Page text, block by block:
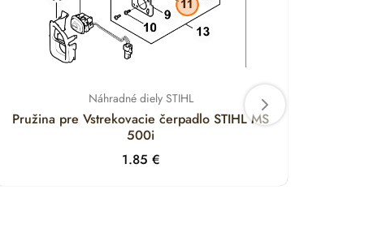
Náhradné diely STIHL
Pružina pre Vstrekovacie čerpadlo STIHL MS
500i
1.85 €